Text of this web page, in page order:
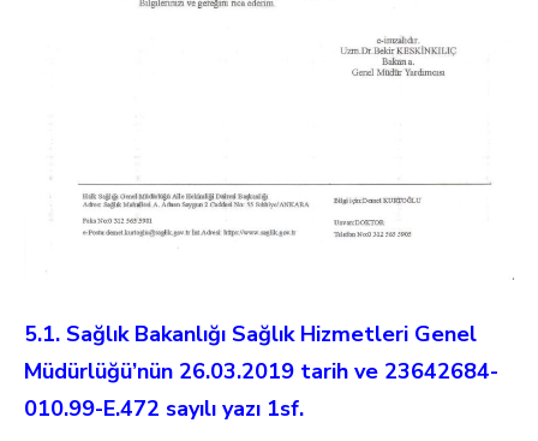
5.1. Sağlık Bakanlığı Sağlık Hizmetleri Genel
Müdürlüğü’nün 26.03.2019 tarih ve 23642684-
010.99-E.472 sayılı yazı 1sf.